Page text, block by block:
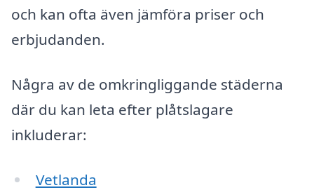
och kan ofta även jämföra priser och
erbjudanden.
Några av de omkringliggande städerna
där du kan leta efter plåtslagare
inkluderar:
Vetlanda